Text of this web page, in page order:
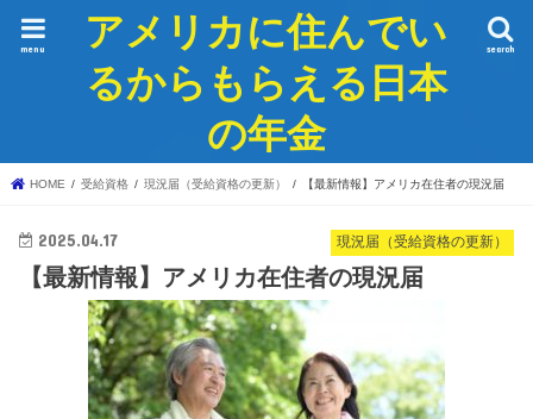
アメリカに住んでい
るからもらえる日本
の年金
search
menu
HOME 受給資格 現況届（受給資格の更新） 【最新情報】アメリカ在住者の現況届
現況届（受給資格の更新）
2025.04.17
【最新情報】アメリカ在住者の現況届